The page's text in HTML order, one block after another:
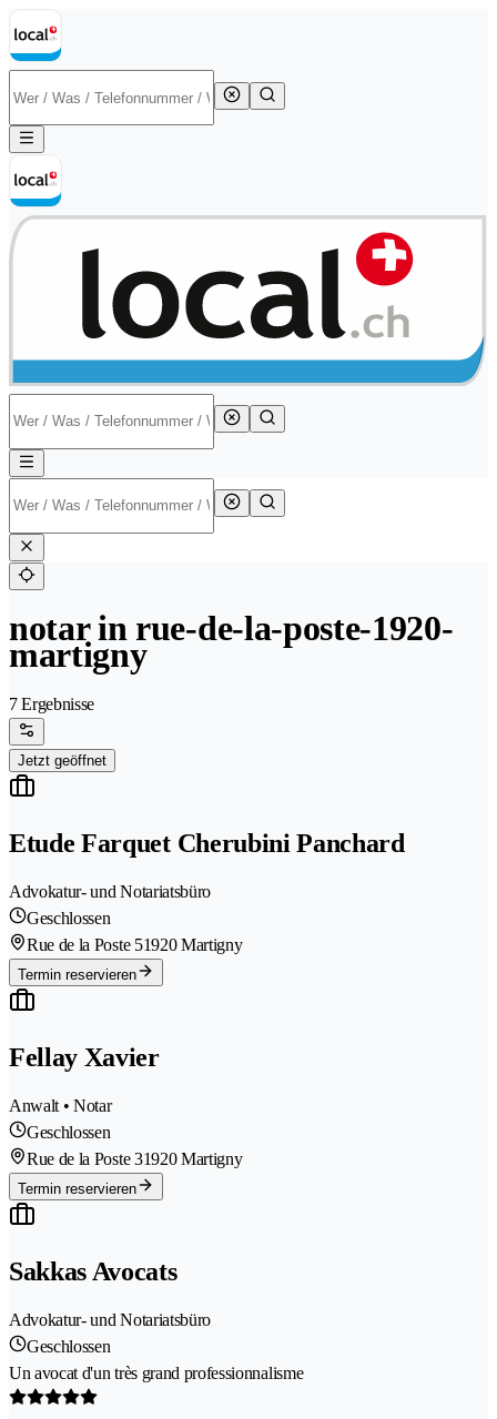
notar in rue-de-la-poste-1920-
martigny
7 Ergebnisse
Jetzt geöffnet
Etude Farquet Cherubini Panchard
Advokatur- und Notariatsbüro
Geschlossen
Rue de la Poste 51920 Martigny
Termin reservieren
Fellay Xavier
Anwalt • Notar
Geschlossen
Rue de la Poste 31920 Martigny
Termin reservieren
Sakkas Avocats
Advokatur- und Notariatsbüro
Geschlossen
Un avocat d'un très grand professionnalisme